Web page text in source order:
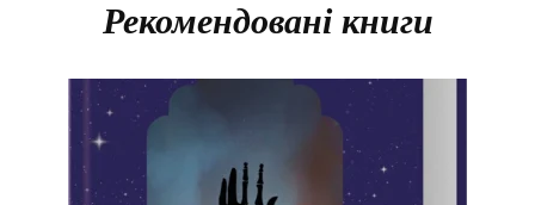
Рекомендовані книги